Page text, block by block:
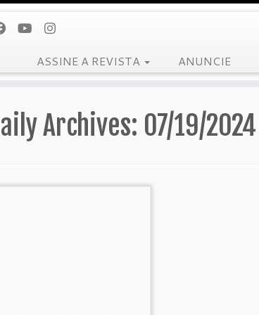
ASSINE A REVISTA ANUNCIE
Archives: 07/19/2024